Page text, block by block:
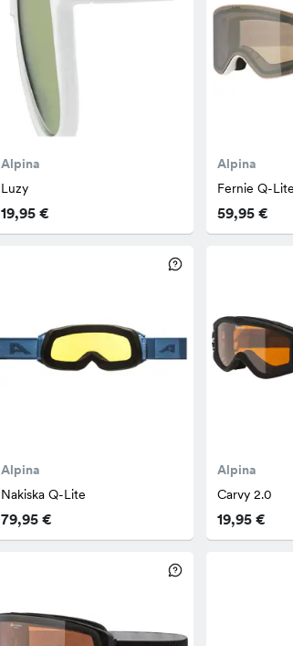
Alpina
Luzy
19,95 €
Alpina
Fernie Q-Lite
59,95 €
Alpina
Nakiska Q-Lite
79,95 €
Alpina
Carvy 2.0
19,95 €